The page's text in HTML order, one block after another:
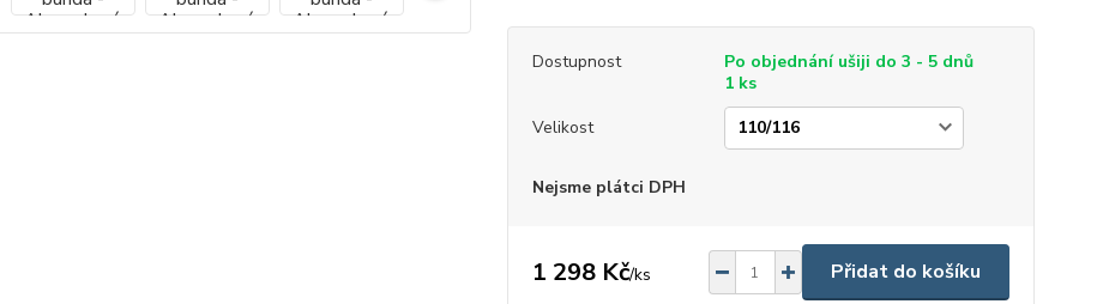
Dostupnost
Po objednání ušiji do 3 - 5 dnů
1 ks
Velikost
Nejsme plátci DPH
1 298 Kč/ks Přidat do košíku